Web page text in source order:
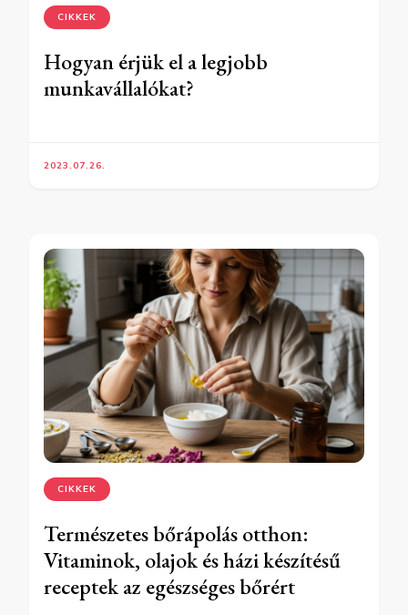
CIKKEK
Hogyan érjük el a legjobb
munkavállalókat?
2023.07.26.
CIKKEK
Természetes bőrápolás otthon:
Vitaminok, olajok és házi készítésű
receptek az egészséges bőrért